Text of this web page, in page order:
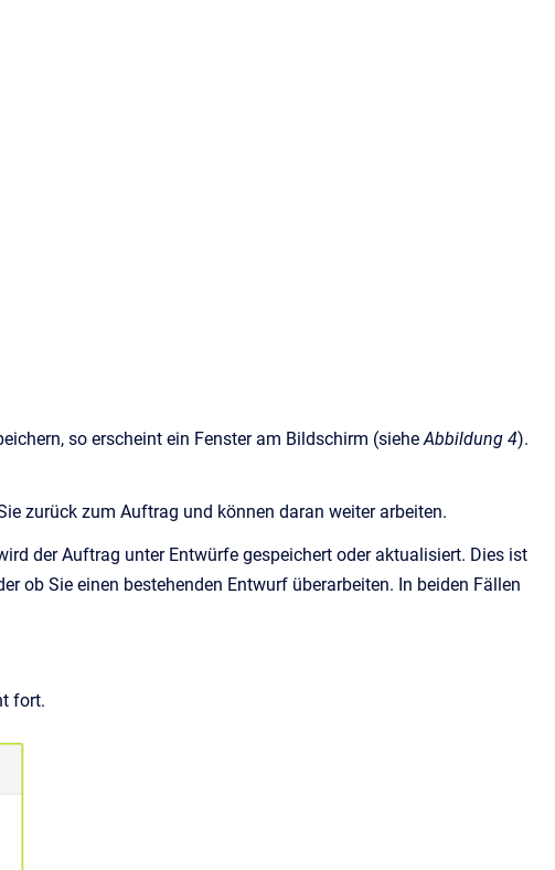
so erscheint ein Fenster am Bildschirm (siehe Abbildung 4).
zurück zum Auftrag und können daran weiter arbeiten.
der Auftrag unter Entwürfe gespeichert oder aktualisiert. Dies ist
ob Sie einen bestehenden Entwurf überarbeiten. In beiden Fällen
fort.